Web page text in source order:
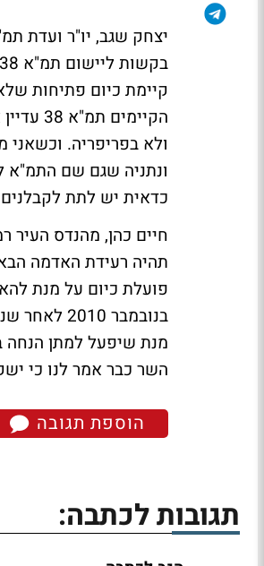
קיימת כיום פתיחות
ולא בפריפריה.
ונתניה שגם שם התמ"א
כדאית יש לתת
חיים כהן, מהנדס העיר
תהיה רעידת האדמה
בנובמבר
השר כבר אמר לנו כי
הוספת תגובה
תגובות לכתבה: